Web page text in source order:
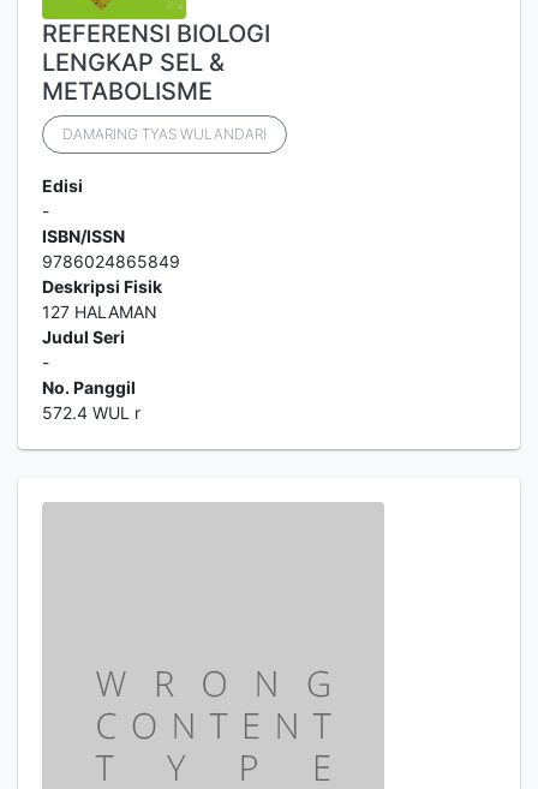
REFERENSI BIOLOGI
LENGKAP SEL &
METABOLISME
DAMARING TYAS WULANDARI
Edisi
-
ISBN/ISSN
9786024865849
Deskripsi Fisik
127 HALAMAN
Judul Seri
-
No. Panggil
572.4 WUL r